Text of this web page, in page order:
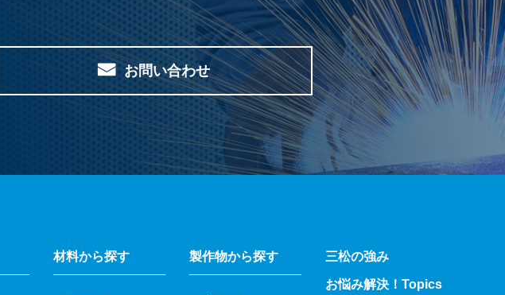
お問い合わせ
材料から探す 製作物から探す 三松の強み
お悩み解決！Topics